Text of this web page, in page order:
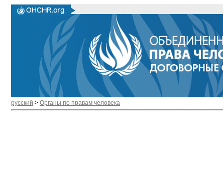
русский > Органы по правам человека